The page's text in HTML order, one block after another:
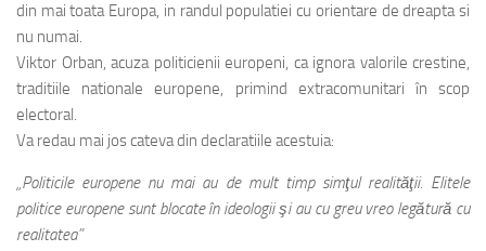
din mai toata Europa, in randul populatiei cu orientare de dreapta si
nu numai.
Viktor Orban, acuza politicienii europeni, ca ignora valorile crestine,
traditiile nationale europene, primind extracomunitari în scop
electoral.
Va redau mai jos cateva din declaratiile acestuia:
„Politicile europene nu mai au de mult timp simţul realităţii. Elitele
politice europene sunt blocate în ideologii şi au cu greu vreo legătură cu
realitatea”